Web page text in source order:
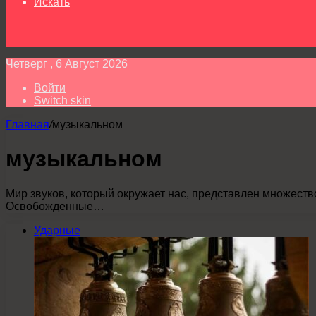
Четверг , 6 Август 2026
Войти
Switch skin
Главная/музыкальном
музыкальном
Мир звуков, который окружает нас, представлен
Освобожденные…
Ударные